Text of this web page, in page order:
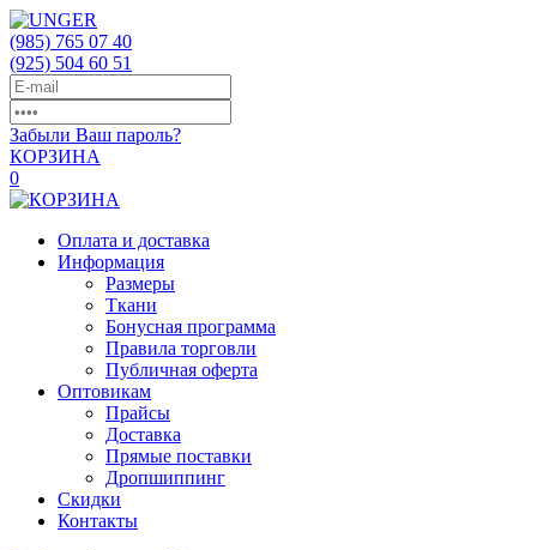
(985) 765 07 40
(925) 504 60 51
Забыли Ваш пароль?
КОРЗИНА
0
Оплата и доставка
Информация
Размеры
Ткани
Бонусная программа
Правила торговли
Публичная оферта
Оптовикам
Прайсы
Доставка
Прямые поставки
Дропшиппинг
Скидки
Контакты